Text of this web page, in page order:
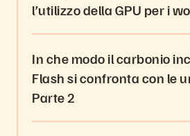
l’utilizzo della GPU per i
In che modo il carbonio
Flash si confronta con le
Parte 2